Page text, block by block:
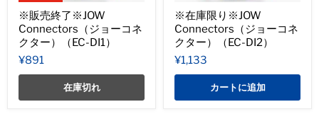
※販売終了※JOW
Connectors（ジョーコネ
クター）（EC-DI1）
¥891
在庫切れ
※在庫限り※JOW
Connectors（ジョーコネ
クター）（EC-DI2）
¥1,133
カートに追加